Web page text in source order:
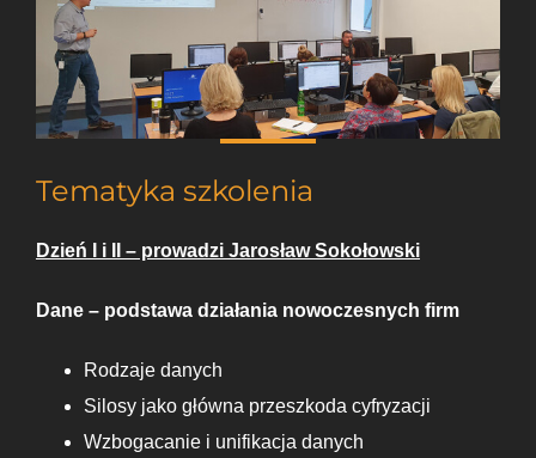
Tematyka szkolenia
Dzień I i II – prowadzi Jarosław Sokołowski
Dane – podstawa działania nowoczesnych firm
Rodzaje danych
Silosy jako główna przeszkoda cyfryzacji
Wzbogacanie i unifikacja danych